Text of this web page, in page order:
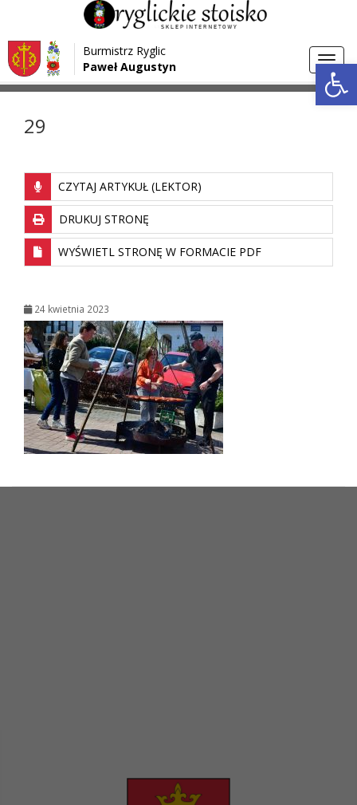
Przejdź do menu
Przejdź do głównej treści strony
Przejdź do stopki strony
Burmistrz Ryglic
Paweł Augustyn
Strona główna > Media >
29
CZYTAJ ARTYKUŁ (LEKTOR)
DRUKUJ STRONĘ
WYŚWIETL STRONĘ W FORMACIE PDF
24 kwietnia 2023